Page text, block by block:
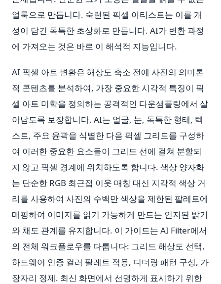
얼룩으로 만듭니다. 숙련된 픽셀 아티스트는 이를 개
성이 담긴 독특한 초상화로 만듭니다. AI가 변환 과정
에 가져오는 것은 바로 이 해석적 지능입니다.
AI 픽셀 아트 변환은 해상도 축소 전에 사진의 의미론
적 콘텐츠를 분석하여, 가장 중요한 시각적 특징이 픽
셀 아트 미학을 정의하는 공격적인 다운샘플링에서 살
아남도록 보장합니다. AI는 얼굴, 눈, 독특한 형태, 텍
스트, 주요 윤곽을 식별한 다음 픽셀 그리드를 구성하
여 이러한 중요한 요소들이 그리드 선에 걸쳐 분할되
지 않고 픽셀 경계에 위치하도록 합니다. 색상 양자화
는 단순한 RGB 최근접 이웃 매칭 대신 지각적 색상 거
리를 사용하여 사진의 수백만 색상을 제한된 팔레트에
매핑하여 이미지를 읽기 가능하게 만드는 인지된 밝기
와 채도 관계를 유지합니다. 이 가이드는 AI Filter에서
의 전체 워크플로우를 다룹니다: 그리드 해상도 선택,
하드웨어 인증 컬러 팔레트 적용, 디더링 패턴 구성, 가
장자리 정제. 최신 화면에서 선명하게 표시하기 위한